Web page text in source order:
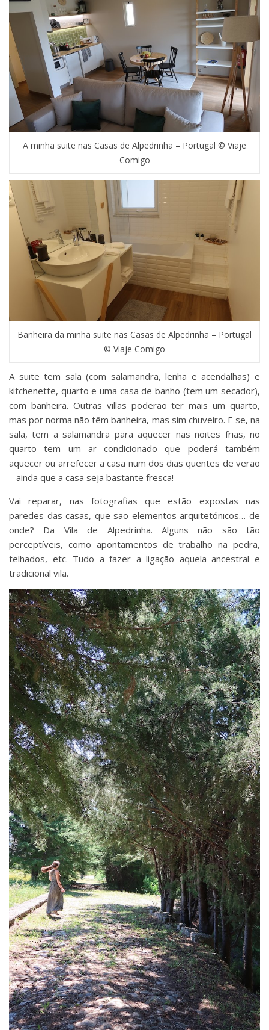
A minha suite nas Casas de Alpedrinha – Portugal © Viaje
Comigo
Banheira da minha suite nas Casas de Alpedrinha – Portugal
© Viaje Comigo
A suite tem sala (com salamandra, lenha e acendalhas) e
kitchenette, quarto e uma casa de banho (tem um secador),
com banheira. Outras villas poderão ter mais um quarto,
mas por norma não têm banheira, mas sim chuveiro. E se, na
sala, tem a salamandra para aquecer nas noites frias, no
quarto tem um ar condicionado que poderá também
aquecer ou arrefecer a casa num dos dias quentes de verão
– ainda que a casa seja bastante fresca!
Vai reparar, nas fotografias que estão expostas nas
paredes das casas, que são elementos arquitetónicos… de
onde? Da Vila de Alpedrinha. Alguns não são tão
perceptíveis, como apontamentos de trabalho na pedra,
telhados, etc. Tudo a fazer a ligação aquela ancestral e
tradicional vila.